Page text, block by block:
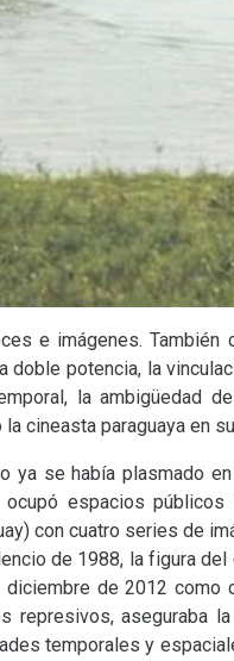
e imágenes. También
doble potencia, la
la ambigüedad
cineasta paraguaya en
se había plasmado
espacios públicos
con cuatro series de
de 1988, la figura
de 2012 como
represivos, aseguraba
temporales y